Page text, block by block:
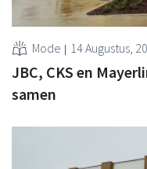
Mode 14 Augustus,
JBC, CKS en
samen